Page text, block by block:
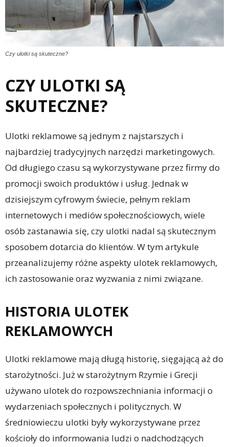
Czy ulotki są skuteczne?
CZY ULOTKI SĄ
SKUTECZNE?
Ulotki reklamowe są jednym z najstarszych i
najbardziej tradycyjnych narzędzi marketingowych.
Od długiego czasu są wykorzystywane przez firmy do
promocji swoich produktów i usług. Jednak w
dzisiejszym cyfrowym świecie, pełnym reklam
internetowych i mediów społecznościowych, wiele
osób zastanawia się, czy ulotki nadal są skutecznym
sposobem dotarcia do klientów. W tym artykule
przeanalizujemy różne aspekty ulotek reklamowych,
ich zastosowanie oraz wyzwania z nimi związane.
HISTORIA ULOTEK
REKLAMOWYCH
Ulotki reklamowe mają długą historię, sięgającą aż do
starożytności. Już w starożytnym Rzymie i Grecji
używano ulotek do rozpowszechniania informacji o
wydarzeniach społecznych i politycznych. W
średniowieczu ulotki były wykorzystywane przez
kościoły do informowania ludzi o nadchodzących